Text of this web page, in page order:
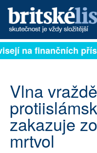
PŘIHLÁSIT
ARCHIV
ROZHOVORY
TÉMATA
na finančních
Vlna
zakazuje
mrtvol